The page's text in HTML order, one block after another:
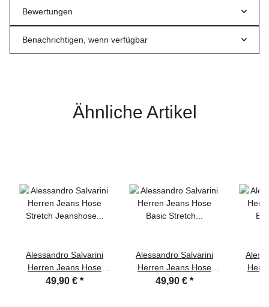
Bewertungen
Benachrichtigen, wenn verfügbar
Ähnliche Artikel
Alessandro Salvarini
Herren Jeans Hose
Stretch Jeanshose
49,90 € *
Alessandro Salvarini
Herren Jeans Hose
Basic Stretch
49,90 € *